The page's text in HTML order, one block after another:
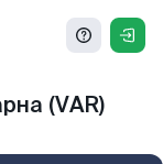
(VAR)